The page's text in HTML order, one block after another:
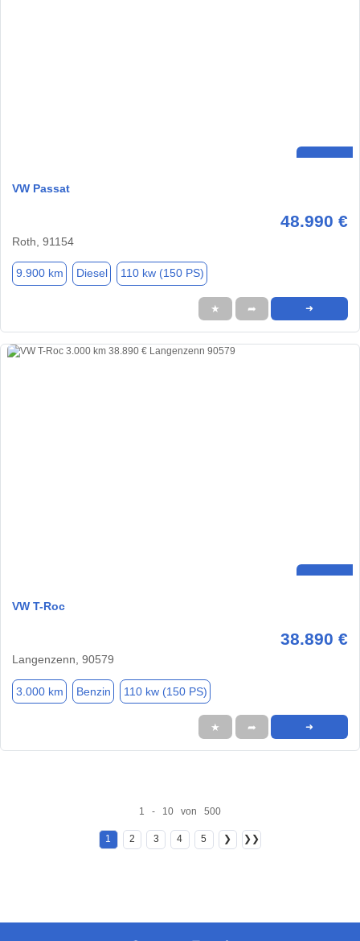
VW Passat
48.990 €
Roth, 91154
9.900 km Diesel 110 kw (150 PS)
★ ➦ ➜
VW T-Roc
38.890 €
Langenzenn, 90579
3.000 km Benzin 110 kw (150 PS)
★ ➦ ➜
1 - 10 von 500
1 2 3 4 5 ❯ ❯❯